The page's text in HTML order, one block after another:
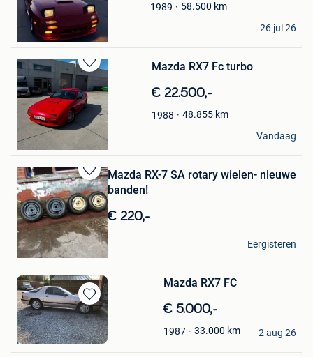
1989 58.500 km
MRT
Aalst
26 jul 26
Bewaren
in
Mijn
Favorieten
Mazda RX7 Fc turbo
€ 22.500,-
1988 48.855 km
Philippe
Jabbeke
Vandaag
Bewaren
in
Mijn
Favorieten
Mazda RX-7 SA rotary wielen- nieuwe
banden!
€ 220,-
sibo jan
Langdorp
Eergisteren
Bewaren
in
Mijn
Favorieten
Mazda RX7 FC
€ 5.000,-
1987 33.000 km
heidi
Paal
2 aug 26